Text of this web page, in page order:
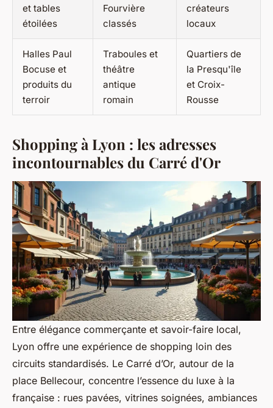
et tables
étoilées
Fourvière
classés
créateurs
locaux
Halles Paul
Bocuse et
produits du
terroir
Traboules et
théâtre
antique
romain
Quartiers de
la Presqu'île
et Croix-
Rousse
Shopping à Lyon : les adresses
incontournables du Carré d'Or
Entre élégance commerçante et savoir-faire local,
Lyon offre une expérience de shopping loin des
circuits standardisés. Le Carré d’Or, autour de la
place Bellecour, concentre l’essence du luxe à la
française : rues pavées, vitrines soignées, ambiances